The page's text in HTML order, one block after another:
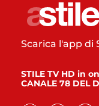
Scarica l'app di
STILE TV HD in
CANALE 78 DEL